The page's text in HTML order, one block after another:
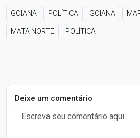
GOIANA POLÍTICA GOIANA
MATA NORTE POLÍTICA
Deixe um comentário